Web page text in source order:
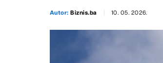
Autor:Biznis.ba 10. 05. 2026.